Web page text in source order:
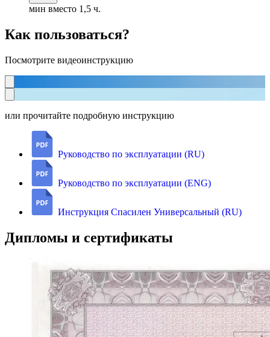
мин вместо 1,5 ч.
Как пользоваться?
Посмотрите видеоинструкцию
или прочитайте подробную инструкцию
Руководство по эксплуатации (RU)
Руководство по эксплуатации (ENG)
Инструкция Спасилен Универсальный (RU)
Дипломы и сертификаты